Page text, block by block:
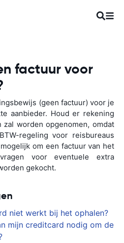
factuur voor
(geen factuur) voor je
aanbieder. Houd er rekening
worden opgenomen, omdat
regeling voor reisbureaus
om een factuur van het
voor eventuele extra
gekocht.
niet werkt bij het ophalen?
mijn creditcard nodig om de